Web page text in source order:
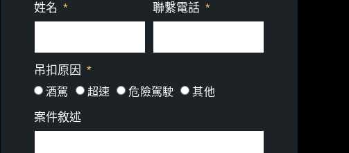
姓名 聯繫電話
吊扣原因
酒駕 超速 危險駕駛 其他
案件敘述